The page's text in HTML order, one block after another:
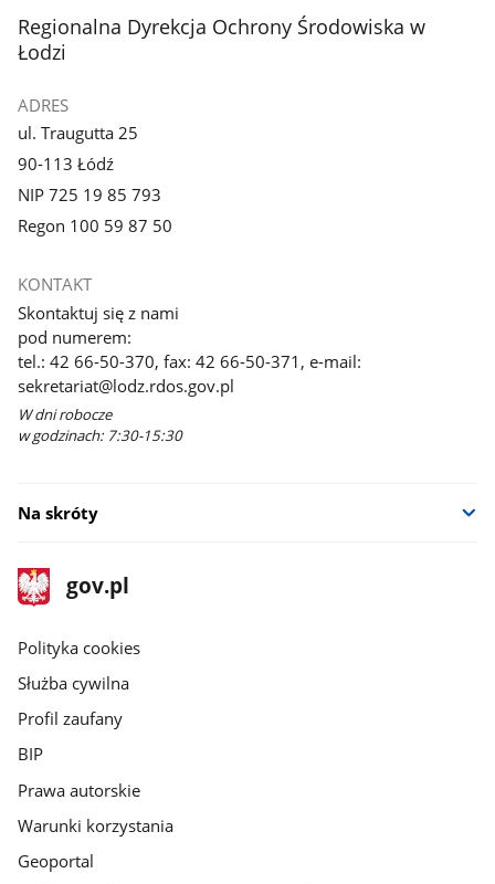
stopka
Regionalna Dyrekcja Ochrony Środowiska w
Łodzi
ADRES
ul. Traugutta 25
90-113 Łódź
NIP 725 19 85 793
Regon 100 59 87 50
KONTAKT
Skontaktuj się z nami
pod numerem:
tel.: 42 66-50-370, fax: 42 66-50-371, e-mail:
sekretariat@lodz.rdos.gov.pl
W dni robocze
w godzinach: 7:30-15:30
Na skróty
stopka
gov.pl
Strona
gov.pl
gov.pl
Polityka cookies
Służba cywilna
Profil zaufany
BIP
Prawa autorskie
Warunki korzystania
Geoportal